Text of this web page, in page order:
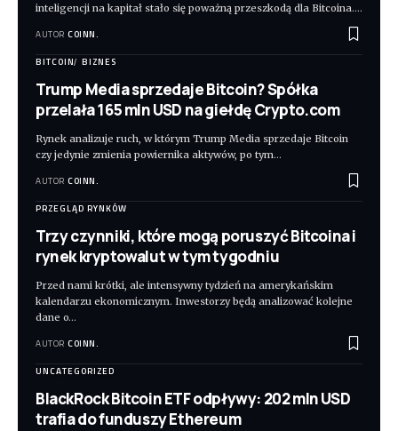
inteligencji na kapitał stało się poważną przeszkodą dla Bitcoina.…
AUTOR COINN.
BITCOIN BIZNES
Trump Media sprzedaje Bitcoin? Spółka
przelała 165 mln USD na giełdę Crypto.com
Rynek analizuje ruch, w którym Trump Media sprzedaje Bitcoin
czy jedynie zmienia powiernika aktywów, po tym…
AUTOR COINN.
PRZEGLĄD RYNKÓW
Trzy czynniki, które mogą poruszyć Bitcoina i
rynek kryptowalut w tym tygodniu
Przed nami krótki, ale intensywny tydzień na amerykańskim
kalendarzu ekonomicznym. Inwestorzy będą analizować kolejne
dane o…
AUTOR COINN.
UNCATEGORIZED
BlackRock Bitcoin ETF odpływy: 202 mln USD
trafia do funduszy Ethereum